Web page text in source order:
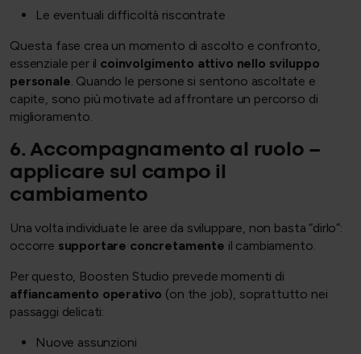
Le eventuali difficoltà riscontrate
Questa fase crea un momento di ascolto e confronto,
essenziale per il coinvolgimento attivo nello sviluppo
personale. Quando le persone si sentono ascoltate e
capite, sono più motivate ad affrontare un percorso di
miglioramento.
6. Accompagnamento al ruolo –
applicare sul campo il
cambiamento
Una volta individuate le aree da sviluppare, non basta “dirlo”:
occorre supportare concretamente il cambiamento.
Per questo, Boosten Studio prevede momenti di
affiancamento operativo (on the job), soprattutto nei
passaggi delicati:
Nuove assunzioni